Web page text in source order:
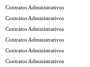
Contratos Administrativos
Contratos Administrativos
Contratos Administrativos
Contratos Administrativos
Contratos Administrativos
Contratos Administrativos